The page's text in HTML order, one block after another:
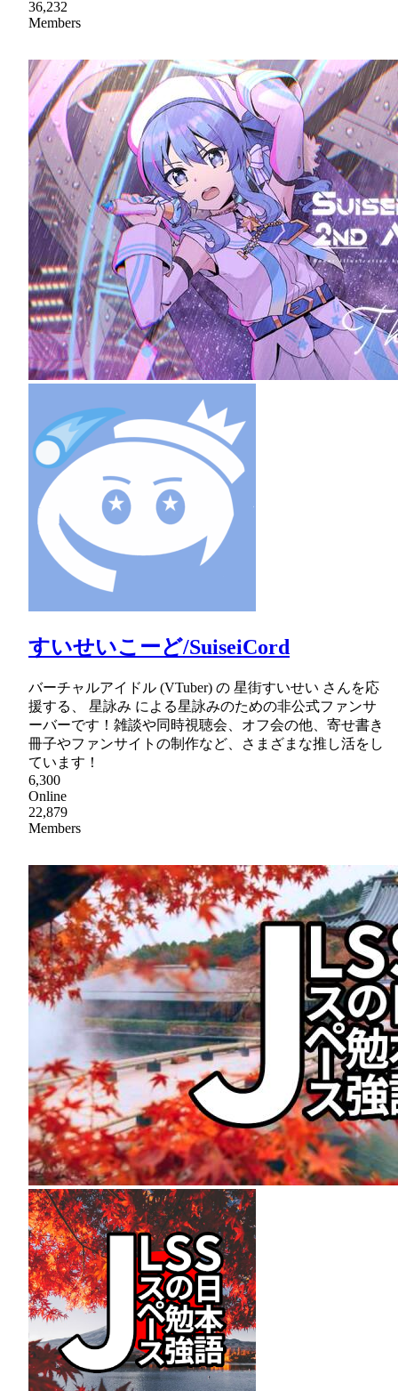
36,232
Members
すいせいこーど/SuiseiCord
バーチャルアイドル (VTuber) の 星街すいせい さんを応
援する、 星詠み による星詠みのための非公式ファンサ
ーバーです！雑談や同時視聴会、オフ会の他、寄せ書き
冊子やファンサイトの制作など、さまざまな推し活をし
ています！
6,300
Online
22,879
Members